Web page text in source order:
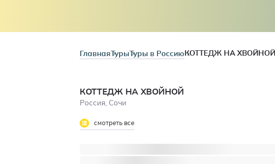
ГлавнаяТурыТуры в Россию КОТТЕДЖ НА ХВОЙНОЙ
КОТТЕДЖ НА ХВОЙНОЙ
Россия, Сочи
смотреть все